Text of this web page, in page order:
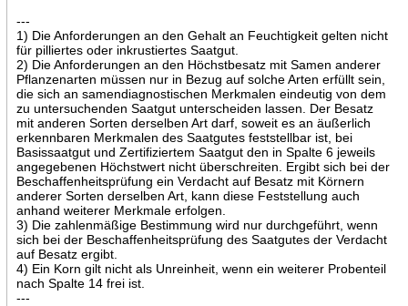
---
1) Die Anforderungen an den Gehalt an Feuchtigkeit gelten nicht
für pilliertes oder inkrustiertes Saatgut.
2) Die Anforderungen an den Höchstbesatz mit Samen anderer
Pflanzenarten müssen nur in Bezug auf solche Arten erfüllt sein,
die sich an samendiagnostischen Merkmalen eindeutig von dem
zu untersuchenden Saatgut unterscheiden lassen. Der Besatz
mit anderen Sorten derselben Art darf, soweit es an äußerlich
erkennbaren Merkmalen des Saatgutes feststellbar ist, bei
Basissaatgut und Zertifiziertem Saatgut den in Spalte 6 jeweils
angegebenen Höchstwert nicht überschreiten. Ergibt sich bei der
Beschaffenheitsprüfung ein Verdacht auf Besatz mit Körnern
anderer Sorten derselben Art, kann diese Feststellung auch
anhand weiterer Merkmale erfolgen.
3) Die zahlenmäßige Bestimmung wird nur durchgeführt, wenn
sich bei der Beschaffenheitsprüfung des Saatgutes der Verdacht
auf Besatz ergibt.
4) Ein Korn gilt nicht als Unreinheit, wenn ein weiterer Probenteil
nach Spalte 14 frei ist.
---